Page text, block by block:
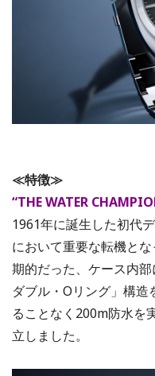
≪特徴≫
“THE WATER
1961年に誕生した初代
において重要な転機と
期的だった、ケース内
ダブル・Oリング」構
ることなく200m防水を
立しました。